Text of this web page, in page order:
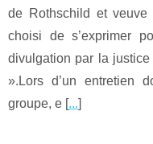
de Rothschild et
choisi de s’exprimer
divulgation par la
».Lors d’un entretien
groupe, e [...]